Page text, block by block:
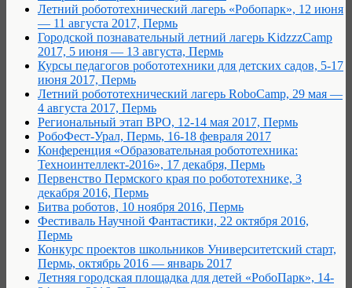
Летний робототехнический лагерь «Робопарк», 12 июня
— 11 августа 2017, Пермь
Городской познавательный летний лагерь KidzzzCamp
2017, 5 июня — 13 августа, Пермь
Курсы педагогов робототехники для детских садов, 5-17
июня 2017, Пермь
Летний робототехнический лагерь RoboCamp, 29 мая —
4 августа 2017, Пермь
Региональный этап ВРО, 12-14 мая 2017, Пермь
РобоФест-Урал, Пермь, 16-18 февраля 2017
Конференция «Образовательная робототехника:
Техноинтеллект-2016», 17 декабря, Пермь
Первенство Пермского края по робототехнике, 3
декабря 2016, Пермь
Битва роботов, 10 ноября 2016, Пермь
Фестиваль Научной Фантастики, 22 октября 2016,
Пермь
Конкурс проектов школьников Университетский старт,
Пермь, октябрь 2016 — январь 2017
Летняя городская площадка для детей «РобоПарк», 14-